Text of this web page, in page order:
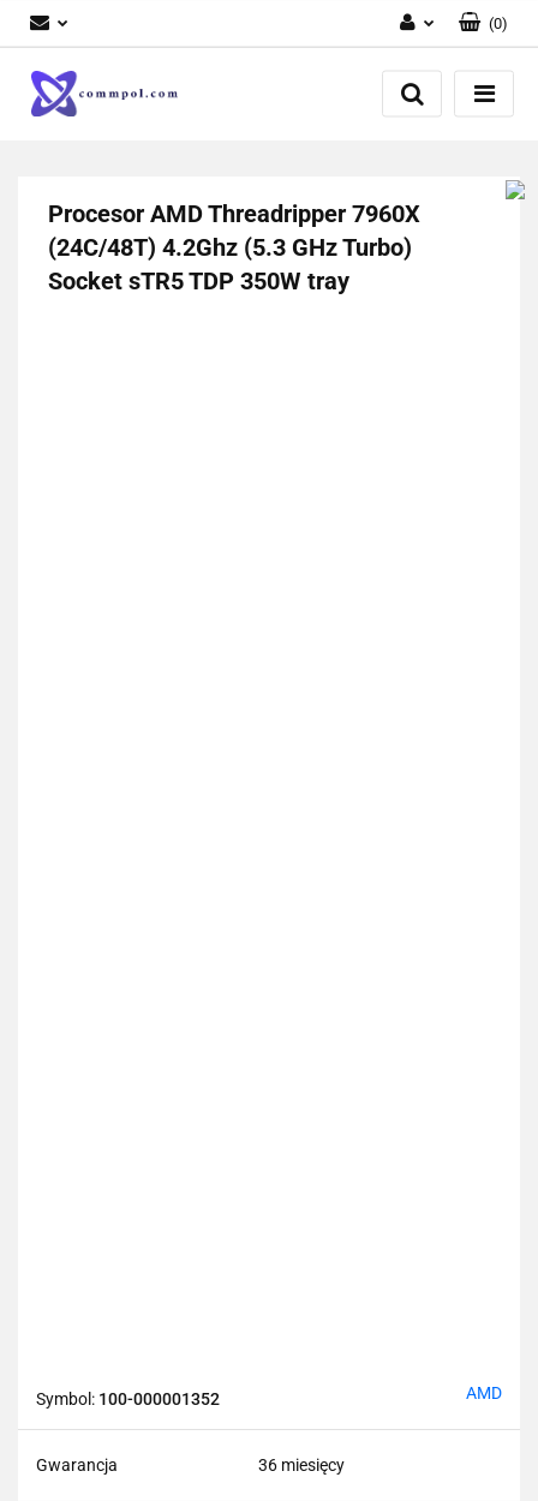
Zaloguj się
Zarejestruj się
(0)
Procesor AMD Threadripper 7960X
(24C/48T) 4.2Ghz (5.3 GHz Turbo)
Socket sTR5 TDP 350W tray
Symbol: 100-000001352 AMD
Gwarancja 36 miesięcy